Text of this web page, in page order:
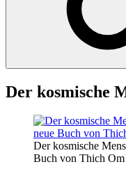
Der kosmische
Der kosmische
Buch von Thich Om